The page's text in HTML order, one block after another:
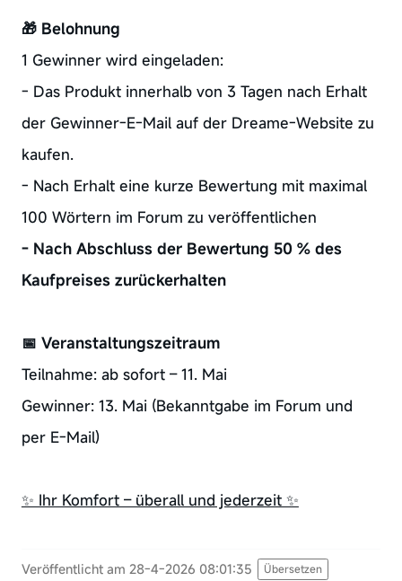
🎁 Belohnung
1 Gewinner wird eingeladen:
- Das Produkt innerhalb von 3 Tagen nach Erhalt
der Gewinner-E-Mail auf der Dreame-Website zu
kaufen.
- Nach Erhalt eine kurze Bewertung mit maximal
100 Wörtern im Forum zu veröffentlichen
- Nach Abschluss der Bewertung 50 % des
Kaufpreises zurückerhalten
📅 Veranstaltungszeitraum
Teilnahme: ab sofort – 11. Mai
Gewinner: 13. Mai (Bekanntgabe im Forum und
per E-Mail)
✨ Ihr Komfort – überall und jederzeit ✨
Veröffentlicht am 28-4-2026 08:01:35 Übersetzen